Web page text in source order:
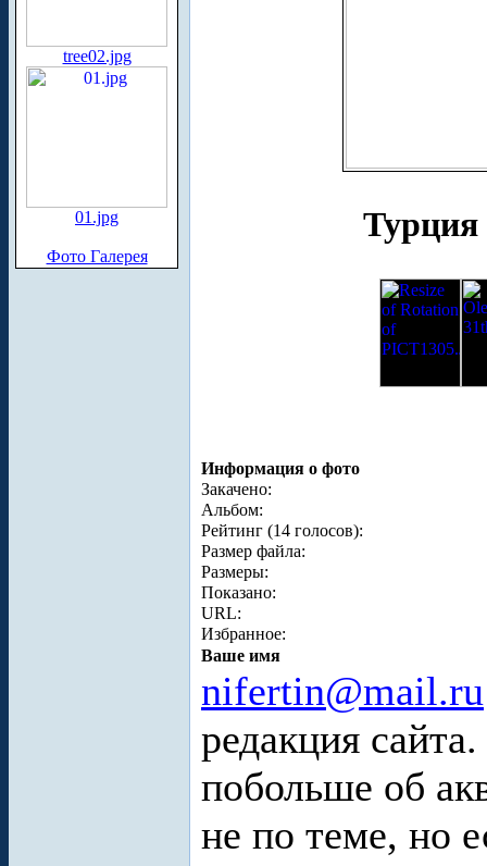
tree02.jpg
01.jpg
Фото Галерея
Турция
Информация о фото
Закачено:
Альбом:
Рейтинг (14 голосов):
Размер файла:
Размеры:
Показано:
URL:
Избранное:
Ваше имя
nifertin@mail.ru
редакция
побольше об
не по теме, но